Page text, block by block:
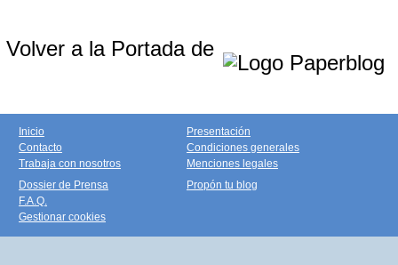
Volver a la Portada de
Inicio
Contacto
Trabaja con nosotros
Presentación
Condiciones generales
Menciones legales
Dossier de Prensa
F.A.Q.
Gestionar cookies
Propón tu blog